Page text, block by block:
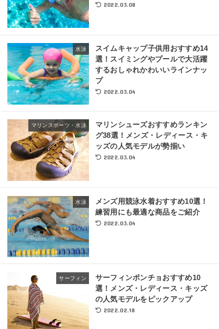
2022.03.08
水泳
スイムキャップ子供用おすすめ14
選！スイミングやプールで大活躍
するおしゃれかわいいラインナッ
プ
2022.03.04
マリンスポーツ・水泳
マリンシューズおすすめランキン
グ38選！メンズ・レディース・キ
ッズの人気モデルが勢揃い
2022.03.04
水泳
メンズ用競泳水着おすすめ10選！
練習用にも最適な商品をご紹介
2022.03.04
サーフィン
サーフィンポンチョおすすめ10
選！メンズ・レディース・キッズ
の人気モデルをピックアップ
2022.02.18